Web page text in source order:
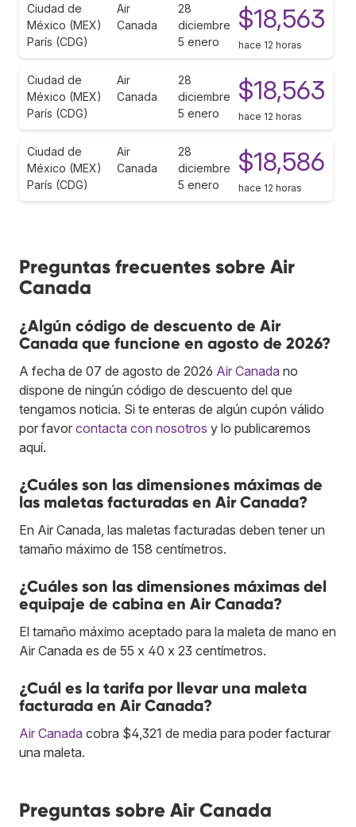
Ciudad de
México (MEX)
París (CDG)
Air
Canada
28
diciembre
5 enero
$18,563
hace 12 horas
Ciudad de
México (MEX)
París (CDG)
Air
Canada
28
diciembre
5 enero
$18,563
hace 12 horas
Ciudad de
México (MEX)
París (CDG)
Air
Canada
28
diciembre
5 enero
$18,586
hace 12 horas
Preguntas frecuentes sobre Air
Canada
¿Algún código de descuento de Air
Canada que funcione en agosto de 2026?
A fecha de 07 de agosto de 2026 Air Canada no
dispone de ningún código de descuento del que
tengamos noticia. Si te enteras de algún cupón válido
por favor contacta con nosotros y lo publicaremos
aquí.
¿Cuáles son las dimensiones máximas de
las maletas facturadas en Air Canada?
En Air Canada, las maletas facturadas deben tener un
tamaño máximo de 158 centímetros.
¿Cuáles son las dimensiones máximas del
equipaje de cabina en Air Canada?
El tamaño máximo aceptado para la maleta de mano en
Air Canada es de 55 x 40 x 23 centímetros.
¿Cuál es la tarifa por llevar una maleta
facturada en Air Canada?
Air Canada cobra $4,321 de media para poder facturar
una maleta.
Preguntas sobre Air Canada